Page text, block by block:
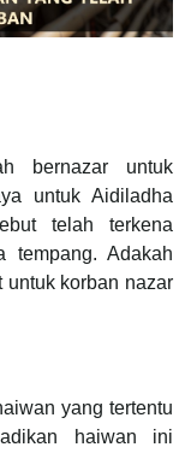
bernazar untuk
untuk Aidiladha
telah terkena
tempang. Adakah
untuk korban nazar
yang tertentu
haiwan ini